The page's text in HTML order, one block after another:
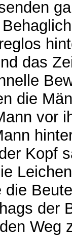
das
die
vor
Kopf
die
der
Weg